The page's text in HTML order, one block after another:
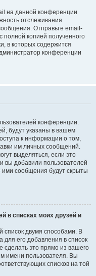
на данной конференции
отслеживания
Отправьте email-
копией полученного
в которых содержится
конференции
конференции.
будут указаны в вашем
к информации о том,
им личных сообщений.
выделяться, если это
вы добавили пользователей
ими сообщения будут скрыты
в списках моих друзей и
список двумя способами. В
для его добавления в список
сделать это прямо из вашего
имени пользователя. Вы
списков на той